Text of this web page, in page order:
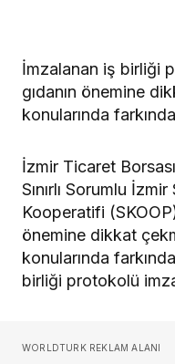
İmzalanan iş birliği
gıdanın önemine
konularında
İzmir Ticaret
Sınırlı Sorumlu
Kooperatifi
önemine dikkat
konularında
birliği protokolü
WORLDTURK REKLAM ALANI